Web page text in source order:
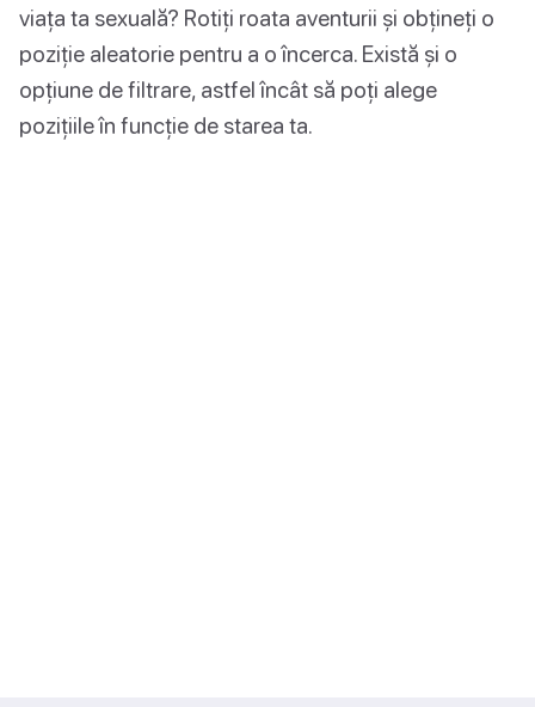
viața ta sexuală? Rotiți roata aventurii și obțineți o
poziție aleatorie pentru a o încerca. Există și o
opțiune de filtrare, astfel încât să poți alege
pozițiile în funcție de starea ta.